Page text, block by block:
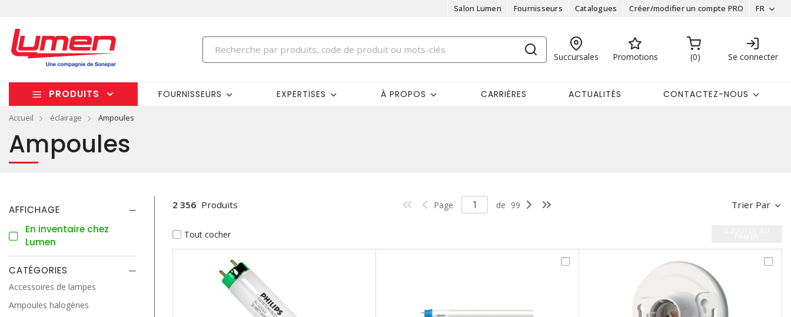
Salon Lumen Fournisseurs Catalogues Créer/modifier un compte PRO FR
Succursales Promotions 0 Se connecter
PRODUITS FOURNISSEURS EXPERTISES À PROPOS CARRIÈRES ACTUALITÉS CONTACTEZ-NOUS
Accueil éclairage Ampoules
Ampoules
AFFICHAGE
En inventaire chez
Lumen
CATÉGORIES
Accessoires de lampes
Ampoules halogènes
Trier Par
2 356 Produits Page de 99
Tout cocher